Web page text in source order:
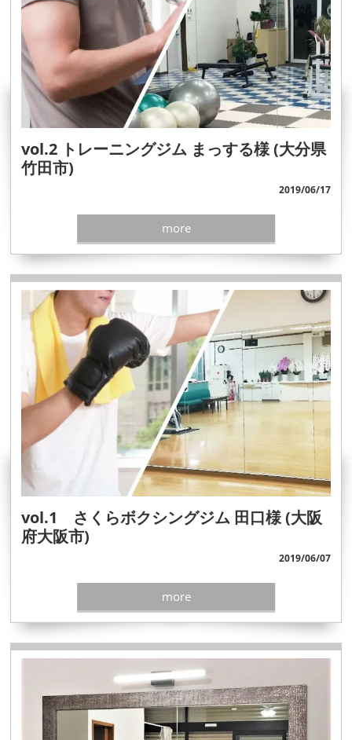
vol.2 トレーニングジム まっする様 (大分県
竹田市)
2019/06/17
more
vol.1 さくらボクシングジム 田口様 (大阪
府大阪市)
2019/06/07
more